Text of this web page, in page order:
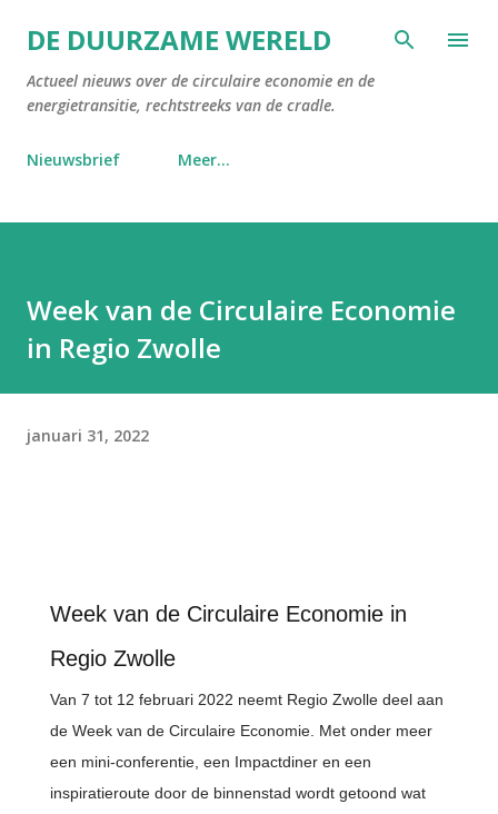
Doorgaan naar hoofdcontent
DE DUURZAME WERELD
Actueel nieuws over de circulaire economie en de
energietransitie, rechtstreeks van de cradle.
Nieuwsbrief Meer…
Week van de Circulaire Economie
in Regio Zwolle
januari 31, 2022
Week van de Circulaire Economie in
Regio Zwolle
Van 7 tot 12 februari 2022 neemt Regio Zwolle deel aan
de Week van de Circulaire Economie. Met onder meer
een mini-conferentie, een Impactdiner en een
inspiratieroute door de binnenstad wordt getoond wat